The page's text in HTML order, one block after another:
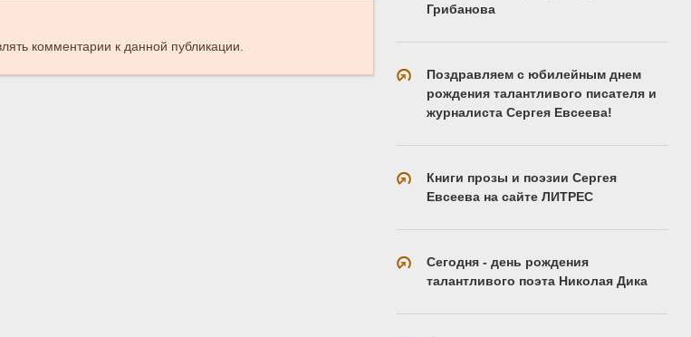
комментарии к данной публикации.
Грибанова
Поздравляем с юбилейным днем
рождения талантливого писателя и
журналиста Сергея Евсеева!
Книги прозы и поэзии Сергея
Евсеева на сайте ЛИТРЕС
Сегодня - день рождения
талантливого поэта Николая Дика